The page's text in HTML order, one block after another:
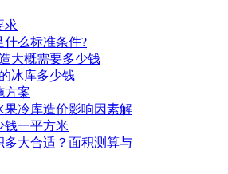
求
么标准条件?
大概需要多少钱
冰库多少钱
方案
冷库造价影响因素解
钱一平方米
大合适？面积测算与